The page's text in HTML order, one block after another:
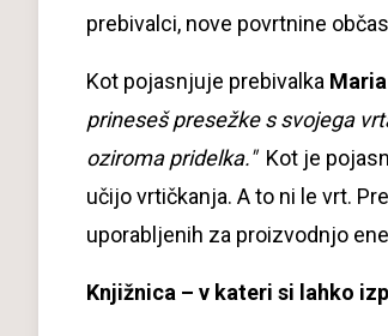
prebivalci, nove povrtnine
Kot pojasnjuje prebivalka
prineseš presežke s svojega
oziroma pridelka." Kot je
učijo vrtičkanja. A to ni le vrt.
uporabljenih za proizvodnjo
Knjižnica – v kateri si lahko